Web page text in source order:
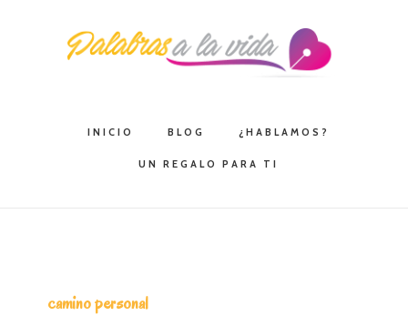
contenido
INICIO BLOG ¿HABLAMOS?
UN REGALO PARA TI
camino personal